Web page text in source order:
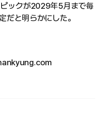
ックが2029年5月まで毎
と明らかにした。